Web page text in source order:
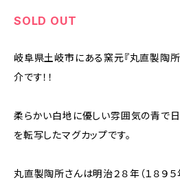
SOLD OUT
岐阜県土岐市にある窯元『丸直製陶所
介です！！
柔らかい白地に優しい雰囲気の青で
を転写したマグカップです。
丸直製陶所さんは明治２８年（１８９